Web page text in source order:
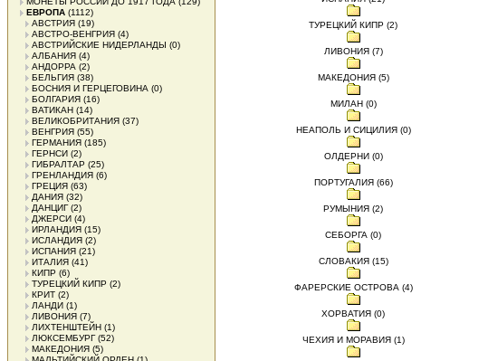
ЕВРОПА (1112)
АВСТРИЯ (19)
АВСТРО-ВЕНГРИЯ (4)
АВСТРИЙСКИЕ НИДЕРЛАНДЫ (0)
АЛБАНИЯ (4)
АНДОРРА (2)
БЕЛЬГИЯ (38)
БОСНИЯ И ГЕРЦЕГОВИНА (0)
БОЛГАРИЯ (16)
ВАТИКАН (14)
ВЕЛИКОБРИТАНИЯ (37)
ВЕНГРИЯ (55)
ГЕРМАНИЯ (185)
ГЕРНСИ (2)
ГИБРАЛТАР (25)
ГРЕНЛАНДИЯ (6)
ГРЕЦИЯ (63)
ДАНИЯ (32)
ДАНЦИГ(2)
ДЖЕРСИ (4)
ИРЛАНДИЯ (15)
ИСЛАНДИЯ (2)
ИСПАНИЯ (21)
ИТАЛИЯ (41)
КИПР (6)
ТУРЕЦКИЙ КИПР (2)
КРИТ (2)
ЛАНДИ (1)
ЛИВОНИЯ (7)
ЛИХТЕНШТЕЙН (1)
ЛЮКСЕМБУРГ(52)
МАКЕДОНИЯ (5)
ТУРЕЦКИЙ КИПР (2)
ЛИВОНИЯ (7)
МАКЕДОНИЯ (5)
МИЛАН (0)
НЕАПОЛЬ И СИЦИЛИЯ (0)
ОЛДЕРНИ (0)
ПОРТУГАЛИЯ (66)
РУМЫНИЯ (2)
СЕБОРГА (0)
СЛОВАКИЯ (15)
ФАРЕРСКИЕ ОСТРОВА (4)
ХОРВАТИЯ (0)
ЧЕХИЯ И МОРАВИЯ (1)